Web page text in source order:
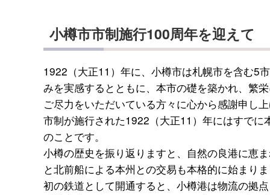
小樽市市制施行100周年を迎えて
1922（大正11）年に、小樽市は札幌市を含む5
みを実感するとともに、本市の礎を築かれ、繁
ご尽力をいただいている方々に心から感謝申し
市制が施行された1922（大正11）年にはすで
のことです。
小樽の歴史を振り返りますと、自然の良港に恵
と北前船による本州との交易も本格的に始まり
初の鉄道として開通すると、小樽港は物流の拠